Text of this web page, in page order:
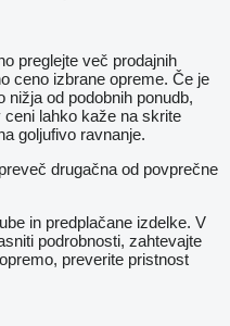
preglejte več prodajnih
ceno izbrane opreme. Če je
od podobnih ponudb,
lahko kaže na skrite
goljufivo ravnanje.
drugačna od povprečne
in predplačane izdelke. V
podrobnosti, zahtevajte
preverite pristnost